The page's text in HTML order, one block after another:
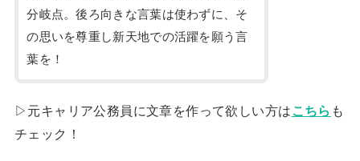
分岐点。後ろ向きな言葉は使わずに、そ
の思いを尊重し新天地での活躍を願う言
葉を！
▷元キャリア公務員に文章を作って欲しい方は こちら も
チェック！